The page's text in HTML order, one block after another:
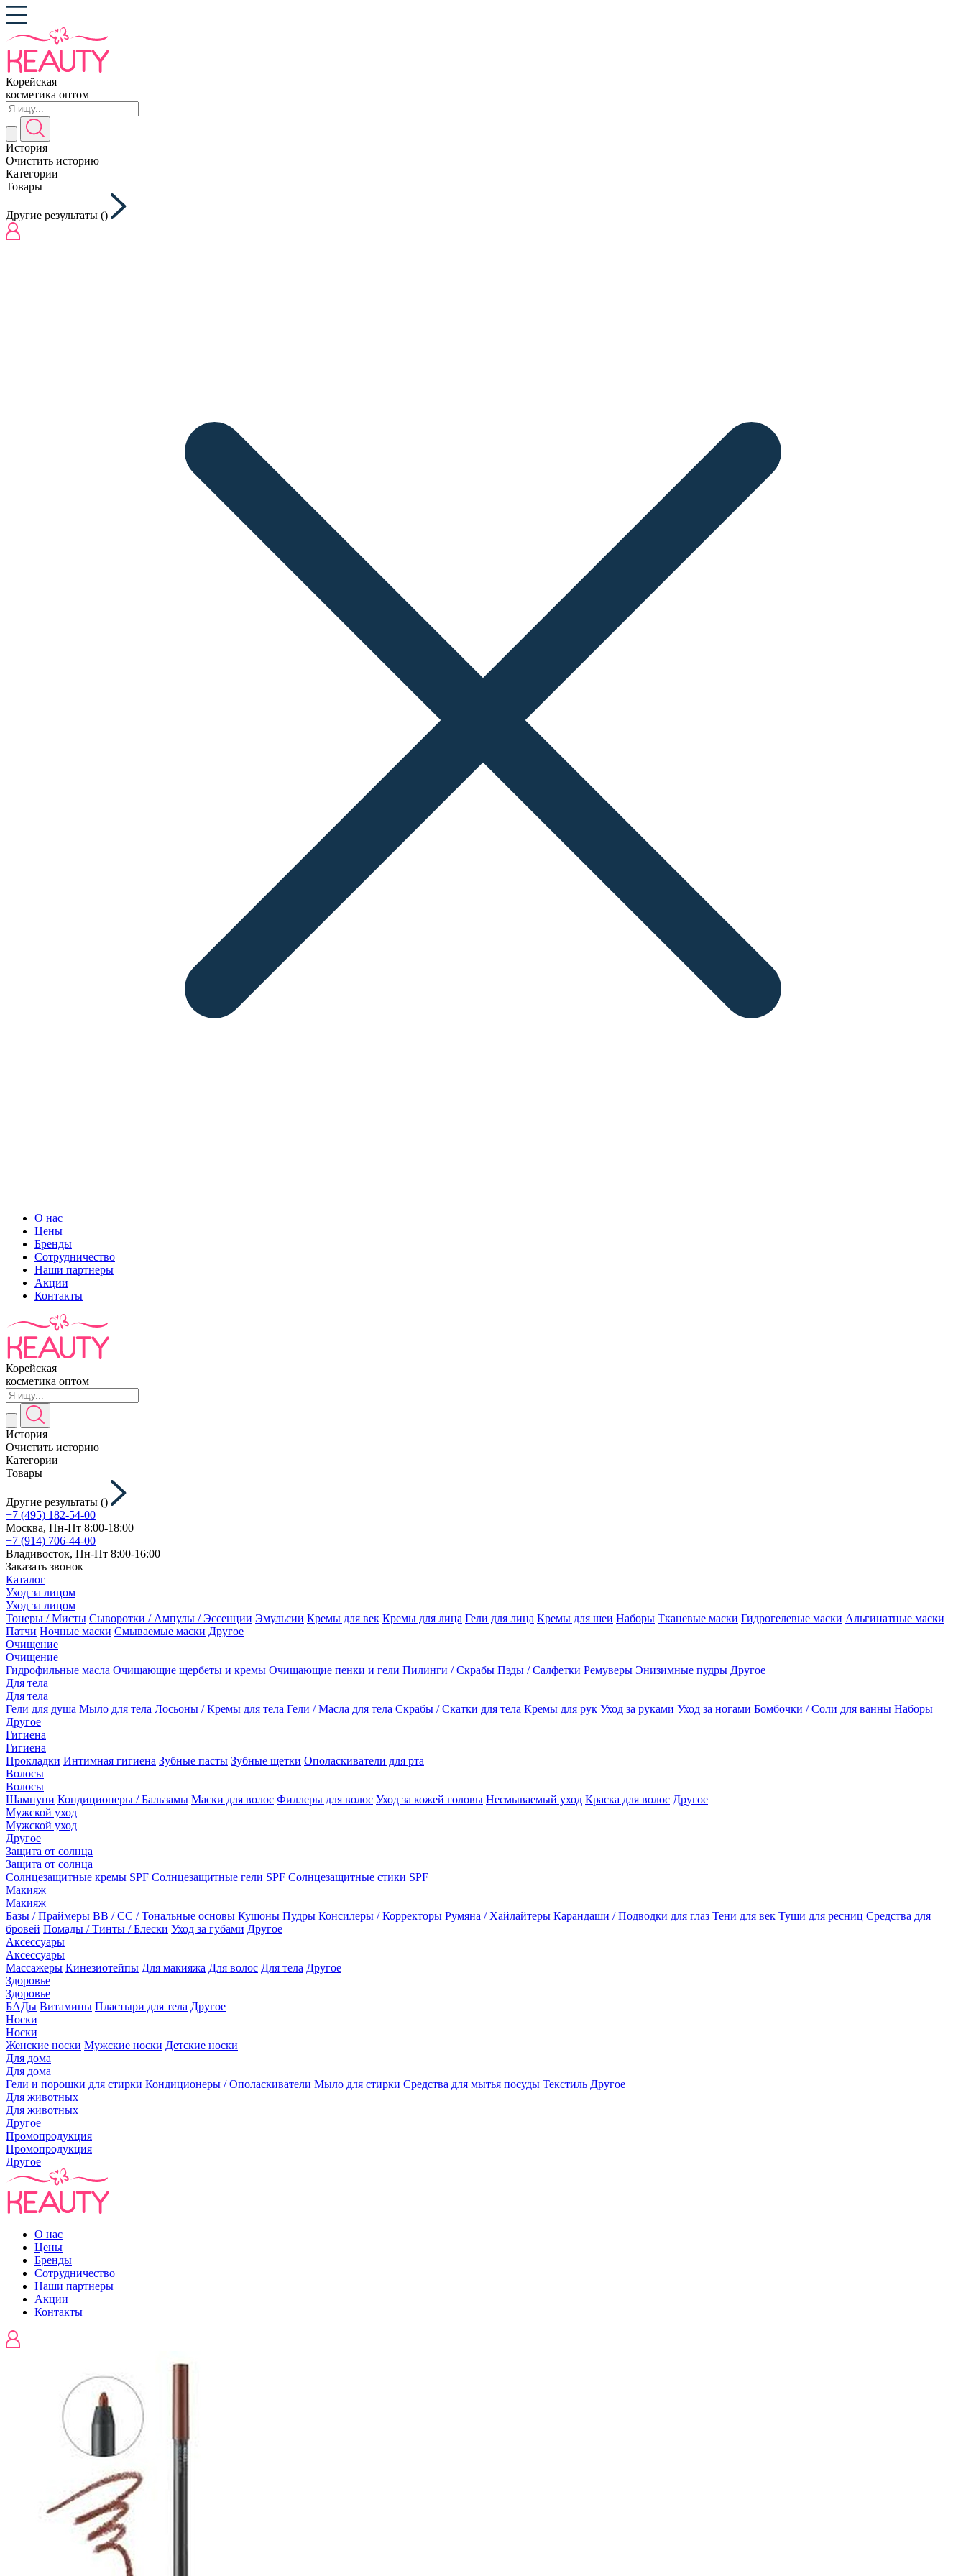
Корейская
косметика оптом
История
Очистить историю
Категории
Товары
Другие результаты ()
О нас
Цены
Бренды
Сотрудничество
Наши партнеры
Акции
Контакты
Корейская
косметика оптом
История
Очистить историю
Категории
Товары
Другие результаты ()
+7 (495) 182-54-00
Москва, Пн-Пт 8:00-18:00
+7 (914) 706-44-00
Владивосток, Пн-Пт 8:00-16:00
Заказать звонок
Каталог
Уход за лицом
Уход за лицом
Тонеры / Мисты Сыворотки / Ампулы / Эссенции Эмульсии Кремы для век Кремы для лица Гели для лица Кремы для шеи Наборы Тканевые маски Гидрогелевые маски Альгинатные маски
Патчи Ночные маски Смываемые маски Другое
Очищение
Очищение
Гидрофильные масла Очищающие щербеты и кремы Очищающие пенки и гели Пилинги / Скрабы Пэды / Салфетки Ремуверы Энизимные пудры Другое
Для тела
Для тела
Гели для душа Мыло для тела Лосьоны / Кремы для тела Гели / Масла для тела Скрабы / Скатки для тела Кремы для рук Уход за руками Уход за ногами Бомбочки / Соли для ванны Наборы
Другое
Гигиена
Гигиена
Прокладки Интимная гигиена Зубные пасты Зубные щетки Ополаскиватели для рта
Волосы
Волосы
Шампуни Кондиционеры / Бальзамы Маски для волос Филлеры для волос Уход за кожей головы Несмываемый уход Краска для волос Другое
Мужской уход
Мужской уход
Другое
Защита от солнца
Защита от солнца
Солнцезащитные кремы SPF Солнцезащитные гели SPF Солнцезащитные стики SPF
Макияж
Макияж
Базы / Праймеры BB / CC / Тональные основы Кушоны Пудры Консилеры / Корректоры Румяна / Хайлайтеры Карандаши / Подводки для глаз Тени для век Туши для ресниц Средства для
бровей Помады / Тинты / Блески Уход за губами Другое
Аксессуары
Аксессуары
Массажеры Кинезиотейпы Для макияжа Для волос Для тела Другое
Здоровье
Здоровье
БАДы Витамины Пластыри для тела Другое
Носки
Носки
Женские носки Мужские носки Детские носки
Для дома
Для дома
Гели и порошки для стирки Кондиционеры / Ополаскиватели Мыло для стирки Средства для мытья посуды Текстиль Другое
Для животных
Для животных
Другое
Промопродукция
Промопродукция
Другое
О нас
Цены
Бренды
Сотрудничество
Наши партнеры
Акции
Контакты